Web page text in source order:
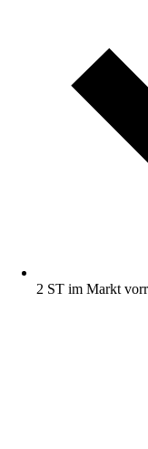
2 ST im Markt